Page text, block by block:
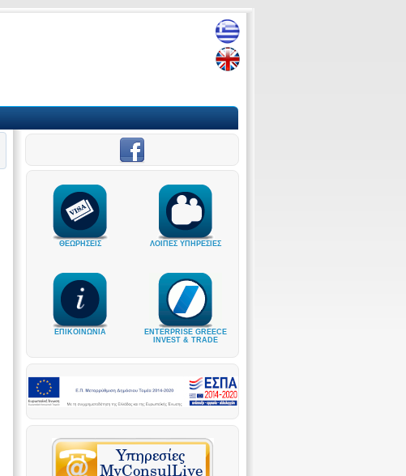
ΘΕΩΡΗΣΕΙΣ ΛΟΙΠΕΣ ΥΠΗΡΕΣΙΕΣ
ΕΠΙΚΟΙΝΩΝΙΑ
ENTERPRISE GREECE
INVEST & TRADE